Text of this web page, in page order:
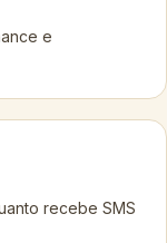
e
recebe SMS